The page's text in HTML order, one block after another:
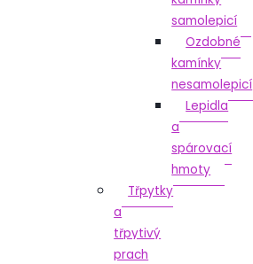
samolepicí
Ozdobné
kamínky
nesamolepicí
Lepidla
a
spárovací
hmoty
Třpytky
a
třpytivý
prach